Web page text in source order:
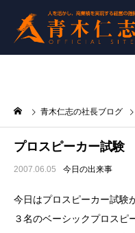
青木仁志の社長ブログ
プロスピーカー試験
2007.06.05 今日の出来事
今日はプロスピーカー試験
３名のベーシックプロスピ